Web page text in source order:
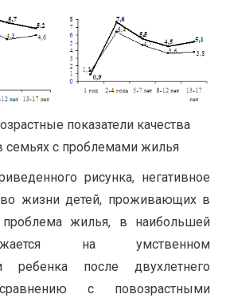
показатели качества
семьях с проблемами жилья
рисунка, негативное
жизни детей, проживающих в
жилья, в наибольшей
на умственном
ребенка после двухлетнего
с повозрастными